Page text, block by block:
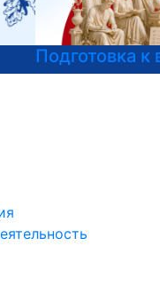
испытаниям